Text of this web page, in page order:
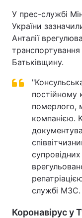
У прес-службі
України
Анталії
транспортування
Батьківщину.
постійному
померлого,
компанією.
службі МЗС.
Коронавірус у